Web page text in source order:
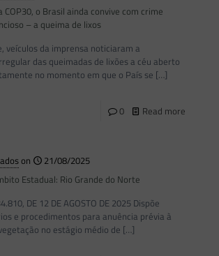
COP30, o Brasil ainda convive com crime
– a queima de lixos
veículos da imprensa noticiaram a
das queimadas de lixões a céu aberto
no momento em que o País se […]
0 Read more
on
21/08/2025
Estadual: Rio Grande do Norte
DE 12 DE AGOSTO DE 2025 Dispõe
e procedimentos para anuência prévia à
no estágio médio de […]